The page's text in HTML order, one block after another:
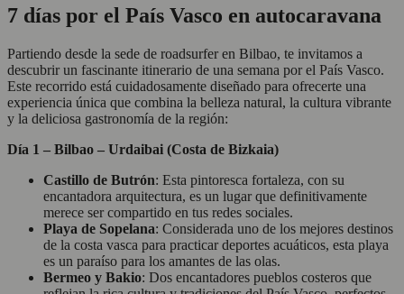
7 días por el País Vasco en autocaravana
Partiendo desde la sede de roadsurfer en Bilbao, te invitamos a
descubrir un fascinante itinerario de una semana por el País Vasco.
Este recorrido está cuidadosamente diseñado para ofrecerte una
experiencia única que combina la belleza natural, la cultura vibrante
y la deliciosa gastronomía de la región:
Día 1 – Bilbao – Urdaibai (Costa de Bizkaia)
Castillo de Butrón: Esta pintoresca fortaleza, con su
encantadora arquitectura, es un lugar que definitivamente
merece ser compartido en tus redes sociales.
Playa de Sopelana: Considerada uno de los mejores destinos
de la costa vasca para practicar deportes acuáticos, esta playa
es un paraíso para los amantes de las olas.
Bermeo y Bakio: Dos encantadores pueblos costeros que